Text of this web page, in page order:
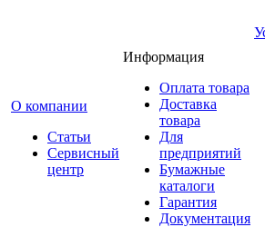
O компании
Статьи
Сервисный
центр
Информация
Оплата товара
Доставка
товара
Для
предприятий
Бумажные
каталоги
Гарантия
Документация